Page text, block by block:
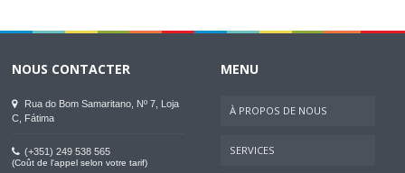
NOUS CONTACTER
Rua do Bom Samaritano, Nº 7, Loja
C, Fátima
(+351) 249 538 565
(Coût de l'appel selon votre tarif)
MENU
À PROPOS DE NOUS
SERVICES